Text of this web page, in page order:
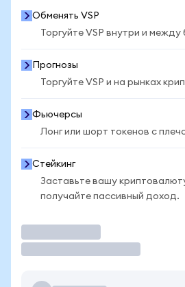
Обменять VSP
Торгуйте VSP внутри и
Прогнозы
Торгуйте VSP и на рынках
Фьючерсы
Лонг или шорт токенов с
Стейкинг
Заставьте вашу
получайте пассивный доход.